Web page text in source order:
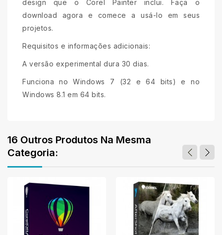
design que o Corel Painter inclui. Faça o
download agora e comece a usá-lo em seus
projetos.
Requisitos e informações adicionais:
A versão experimental dura 30 dias.
Funciona no Windows 7 (32 e 64 bits) e no
Windows 8.1 em 64 bits.
16 Outros Produtos Na Mesma
Categoria: